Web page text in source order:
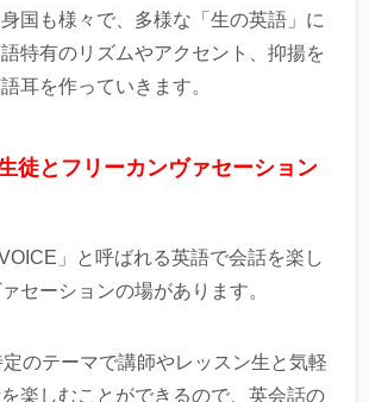
国も様々で、多様な「生の英語」に
特有のリズムやアクセント、抑揚を
耳を作っていきます。
徒とフリーカンヴァセーション
」
と呼ばれる英語で会話を楽し
セーションの場があります。
のテーマで講師やレッスン生と気軽
楽しむことができるので、英会話の